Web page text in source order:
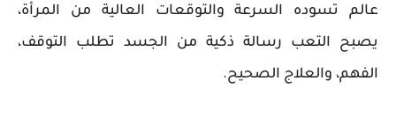
عالم تسوده السرعة والتوقعات العالية من المرأة،
يصبح التعب رسالة ذكية من الجسد تطلب التوقف،
الفهم، والعلاج الصحيح.